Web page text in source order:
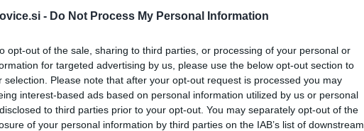
- Do Not Process My Personal Information
opt-out of the sale, sharing to third parties, or processing of your personal or
for targeted advertising by us, please use the below opt-out section to
selection. Please note that after your opt-out request is processed you may
interest-based ads based on personal information utilized by us or personal
to third parties prior to your opt-out. You may separately opt-out of the
of your personal information by third parties on the IAB’s list of downstream